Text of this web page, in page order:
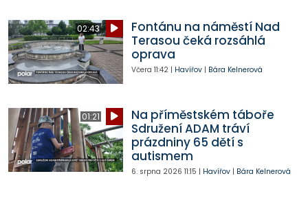
02:43
Fontánu na náměstí Nad
Terasou čeká rozsáhlá
oprava
Včera 11:42| Havířov| Bára Kelnerová
01:21
Na příměstském táboře
Sdružení ADAM tráví
prázdniny 65 dětí s
autismem
6. srpna 2026 11:15 | Havířov| Bára Kelnerová